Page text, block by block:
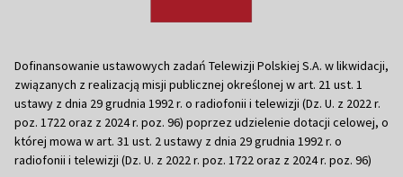
Dofinansowanie ustawowych zadań Telewizji Polskiej S.A. w likwidacji,
związanych z realizacją misji publicznej określonej w art. 21 ust. 1
ustawy z dnia 29 grudnia 1992 r. o radiofonii i telewizji (Dz. U. z 2022 r.
poz. 1722 oraz z 2024 r. poz. 96) poprzez udzielenie dotacji celowej, o
której mowa w art. 31 ust. 2 ustawy z dnia 29 grudnia 1992 r. o
radiofonii i telewizji (Dz. U. z 2022 r. poz. 1722 oraz z 2024 r. poz. 96)